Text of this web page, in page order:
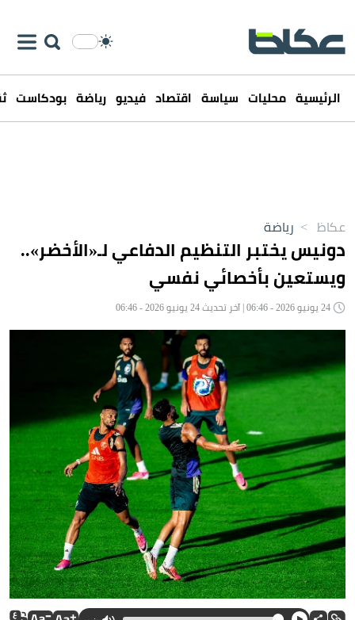
الرئيسية محليات سياسة اقتصاد فيديو رياضة بودكاست
عكاظ > رياضة
دونيس يختبر التنظيم الدفاعي لـ«الأخضر»..
ويستعين بأخصائي نفسي